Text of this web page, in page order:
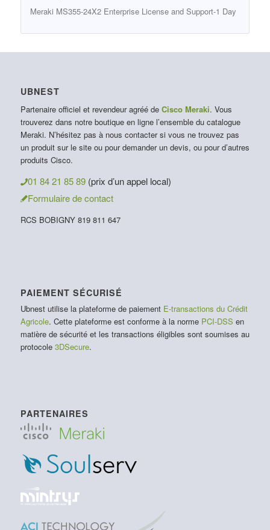
Meraki MS355-24X2 Enterprise License and Support-1 Day
UBNEST
Partenaire officiel et revendeur agréé de Cisco Meraki. Vous
trouverez dans notre boutique en ligne l’ensemble du catalogue
Meraki. N’hésitez pas à nous contacter si vous ne trouvez pas
un produit sur le site ou pour demander un devis, ou pour d’autres
produits Cisco.
01 84 21 85 89 (prix d’un appel local)
Formulaire de contact
RCS BOBIGNY 819 811 647
PAIEMENT SÉCURISÉ
Ubnest utilise la plateforme de paiement E-transactions du Crédit
Agricole. Cette plateforme est conforme à la norme PCI-DSS en
matière de sécurité et les transactions éligibles sont soumises au
protocole 3DSecure.
PARTENAIRES